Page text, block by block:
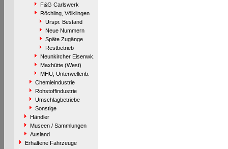
F&G Carlswerk
Röchling, Völklingen
Urspr. Bestand
Neue Nummern
Späte Zugänge
Restbetrieb
Neunkircher Eisenwk.
Maxhütte (West)
MHU, Unterwellenb.
Chemieindustrie
Rohstoffindustrie
Umschlagbetriebe
Sonstige
Händler
Museen / Sammlungen
Ausland
Erhaltene Fahrzeuge